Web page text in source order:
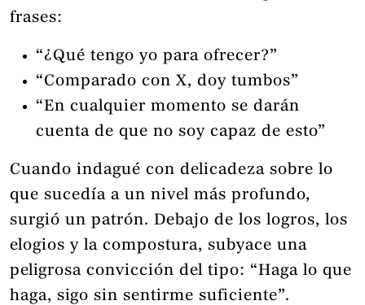
frases:
“¿Qué tengo yo para ofrecer?”
“Comparado con X, doy tumbos”
“En cualquier momento se darán
cuenta de que no soy capaz de esto”
Cuando indagué con delicadeza sobre lo
que sucedía a un nivel más profundo,
surgió un patrón. Debajo de los logros, los
elogios y la compostura, subyace una
peligrosa convicción del tipo: “Haga lo que
haga, sigo sin sentirme suficiente”.